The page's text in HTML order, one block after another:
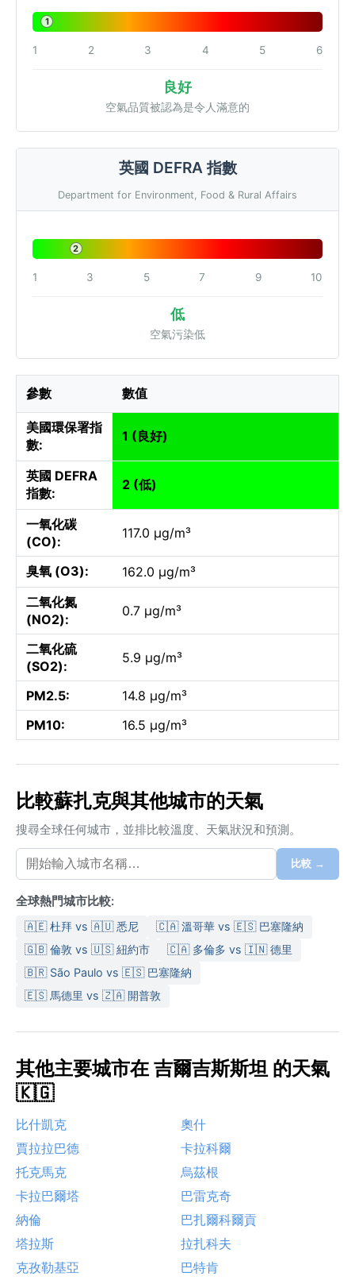
1
1 2 3 4 5 6
良好
空氣品質被認為是令人滿意的
英國 DEFRA 指數
Department for Environment, Food & Rural Affairs
2
1 3 5 7 9 10
低
空氣污染低
參數 數值
美國環保署指
數:
1 (良好)
英國 DEFRA
指數:
2 (低)
一氧化碳
(CO):
117.0 µg/m³
臭氧 (O3):
162.0 µg/m³
二氧化氮
(NO2):
0.7 µg/m³
二氧化硫
(SO2):
5.9 µg/m³
PM2.5:
14.8 µg/m³
PM10:
16.5 µg/m³
比較蘇扎克與其他城市的天氣
搜尋全球任何城市，並排比較溫度、天氣狀況和預測。
比較 →
全球熱門城市比較:
🇦🇪 杜拜 vs 🇦🇺 悉尼
🇨🇦 溫哥華 vs 🇪🇸 巴塞隆納
🇬🇧 倫敦 vs 🇺🇸 紐約市
🇨🇦 多倫多 vs 🇮🇳 德里
🇧🇷 São Paulo vs 🇪🇸 巴塞隆納
🇪🇸 馬德里 vs 🇿🇦 開普敦
其他主要城市在 吉爾吉斯斯坦 的天氣
🇰🇬
比什凱克
奧什
賈拉拉巴德
卡拉科爾
托克馬克
烏茲根
卡拉巴爾塔
巴雷克奇
納倫
巴扎爾科爾貢
塔拉斯
拉扎科夫
克孜勒基亞
巴特肯